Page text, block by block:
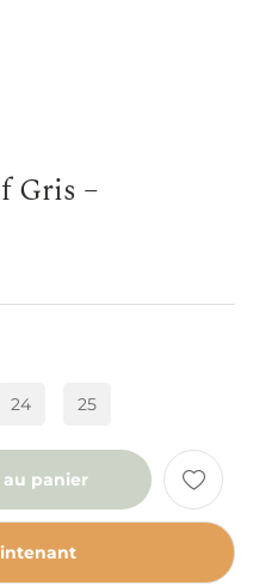
Gris –
24 25
panier